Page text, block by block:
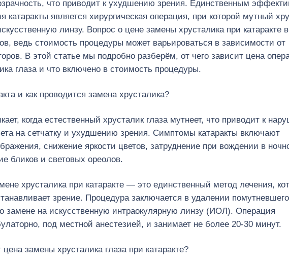
что приводит к ухудшению зрения. Единственным
катаракты является хирургическая операция, при которой мутный
линзу. Вопрос о цене замены хрусталика при катаракте
ведь стоимость процедуры может варьироваться в зависимости от
В этой статье мы подробно разберём, от чего зависит цена
глаза и что включено в стоимость процедуры.
и как проводится замена хрусталика?
когда естественный хрусталик глаза мутнеет, что приводит к
на сетчатку и ухудшению зрения. Симптомы катаракты включают
снижение яркости цветов, затруднение при вождении в
бликов и световых ореолов.
хрусталика при катаракте — это единственный метод лечения,
зрение. Процедура заключается в удалении помутневшего
замене на искусственную интраокулярную линзу (ИОЛ). Операция
под местной анестезией, и занимает не более 20-30 минут.
замены хрусталика глаза при катаракте?